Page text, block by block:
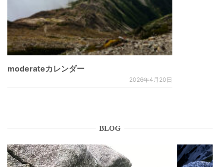
moderateカレンダー
2026年4月20日
BLOG